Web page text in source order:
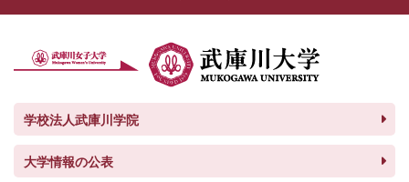
学校法人武庫川学院
大学情報の公表